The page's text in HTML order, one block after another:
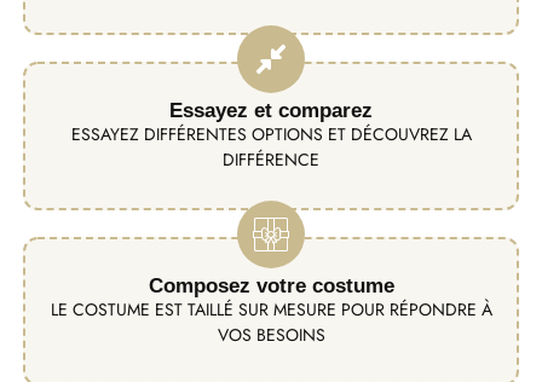
Essayez et comparez
ESSAYEZ DIFFÉRENTES OPTIONS ET DÉCOUVREZ LA
DIFFÉRENCE
Composez votre costume
LE COSTUME EST TAILLÉ SUR MESURE POUR RÉPONDRE À
VOS BESOINS